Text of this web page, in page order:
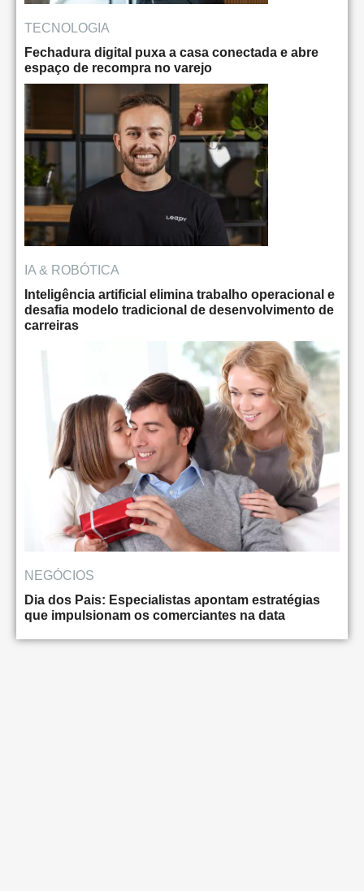
TECNOLOGIA
Fechadura digital puxa a casa conectada e abre
espaço de recompra no varejo
IA & ROBÓTICA
Inteligência artificial elimina trabalho operacional e
desafia modelo tradicional de desenvolvimento de
carreiras
NEGÓCIOS
Dia dos Pais: Especialistas apontam estratégias
que impulsionam os comerciantes na data